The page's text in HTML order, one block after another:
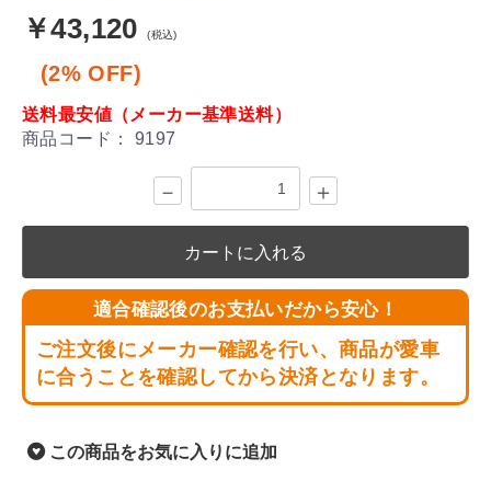
￥43,120 (税込)
(2% OFF)
送料最安値（メーカー基準送料）
商品コード： 9197
－ ＋
カートに入れる
適合確認後のお支払いだから安心！
ご注文後にメーカー確認を行い、商品が愛車
に合うことを確認してから決済となります。
この商品をお気に入りに追加